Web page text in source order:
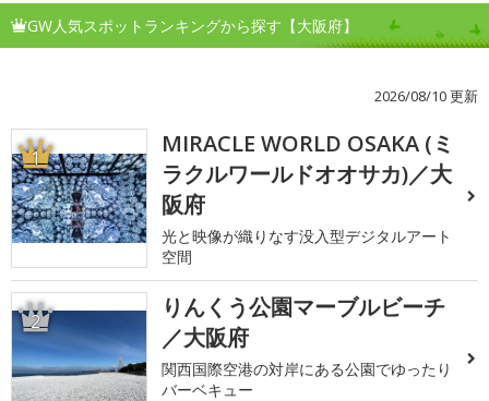
GW人気スポットランキングから探す【大阪府】
2026/08/10 更新
1
MIRACLE WORLD OSAKA (ミ
ラクルワールドオオサカ)／大
阪府
光と映像が織りなす没入型デジタルアート
空間
2
りんくう公園マーブルビーチ
／大阪府
関西国際空港の対岸にある公園でゆったり
バーベキュー